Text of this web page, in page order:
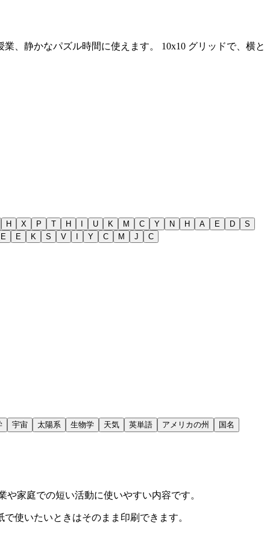
、静かなパズル時間に使えます。
10x10 グリッドで、横と
H X P T H I U K M C Y N H A E D
S
E E K S V I Y C M J C
宇宙 太陽系 生物学 天気 英単語 アメリカの州
国名
家庭での短い活動に使いやすい内容です。
使いたいときはそのまま印刷できます。